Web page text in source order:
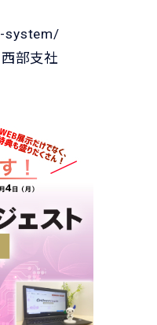
system/
部支社